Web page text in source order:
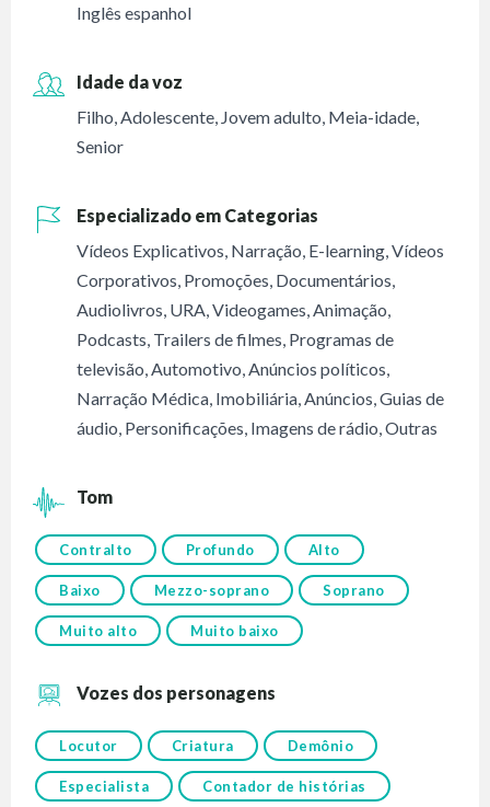
Inglês espanhol
Idade da voz
Filho,Adolescente, Jovem adulto, Meia-idade,
Senior
Especializado em Categorias
Vídeos Explicativos, Narração, E-learning,Vídeos
Corporativos, Promoções, Documentários,
Audiolivros, URA,Videogames,Animação,
Podcasts, Trailers de filmes, Programas de
televisão,Automotivo,Anúncios políticos,
Narração Médica, Imobiliária,Anúncios,Guias de
áudio, Personificações, Imagens de rádio,Outras
Tom
Contralto Profundo Alto
Baixo Mezzo-soprano Soprano
Muito alto Muito baixo
Vozes dos personagens
Locutor Criatura Demônio
Especialista Contador de histórias